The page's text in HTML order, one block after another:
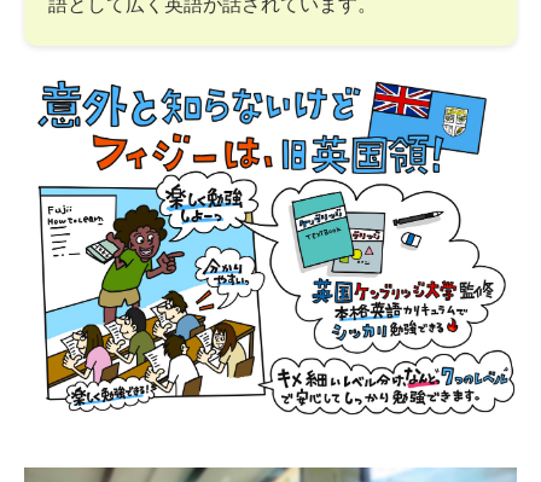
語として広く英語が話されています。